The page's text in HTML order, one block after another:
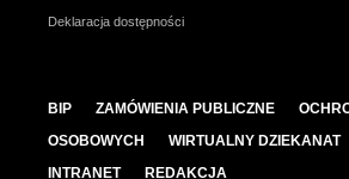
Deklaracja dostępności
BIP ZAMÓWIENIA PUBLICZNE
OSOBOWYCH
WIRTUALNY DZIEKANAT
INTRANET
REDAKCJA